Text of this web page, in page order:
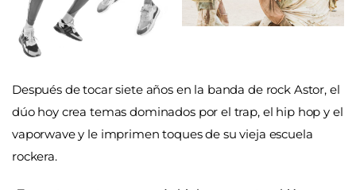
Después de tocar siete años en la banda de rock Astor, el
dúo hoy crea temas dominados por el trap, el hip hop y el
vaporwave y le imprimen toques de su vieja escuela
rockera.